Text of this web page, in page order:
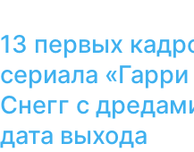
13 первых
сериала
Снегг с
дата выхода